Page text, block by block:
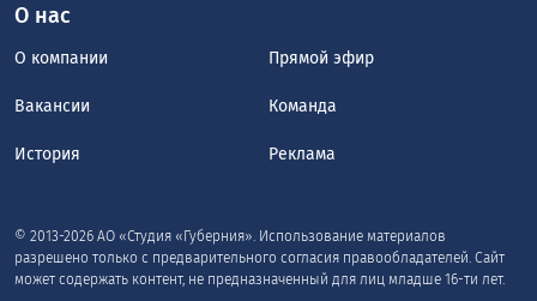
О нас
О компании Прямой эфир
Вакансии Команда
История Реклама
© 2013-2026 АО «Студия «Губерния». Использование материалов
разрешено только с предварительного согласия правообладателей. Сайт
может содержать контент, не предназначенный для лиц младше 16-ти лет.